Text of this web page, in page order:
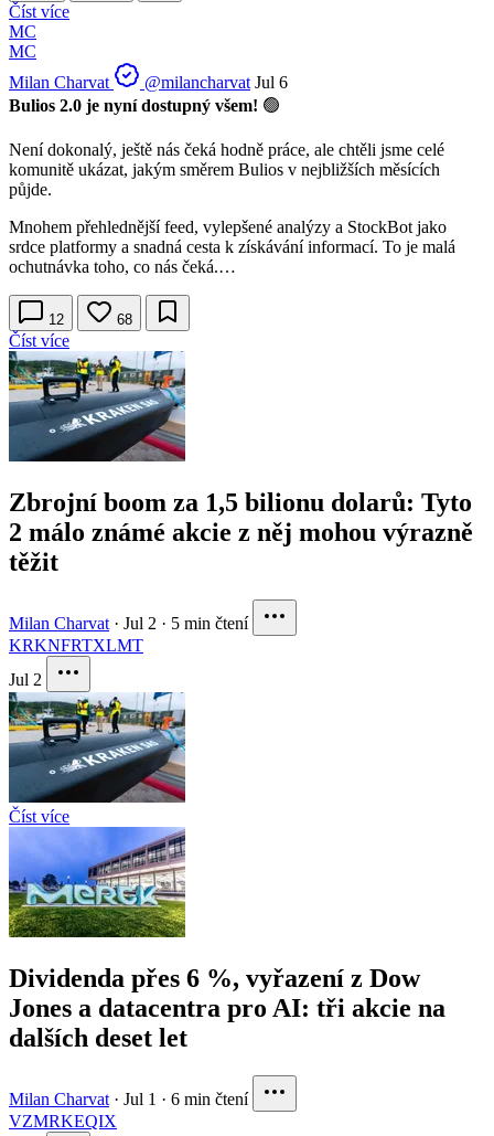
Číst více
MC
MC
Milan Charvat
@milancharvat Jul 6
Bulios 2.0 je nyní dostupný všem! 🟢
Není dokonalý, ještě nás čeká hodně práce, ale chtěli jsme celé
komunitě ukázat, jakým směrem Bulios v nejbližších měsících
půjde.
Mnohem přehlednější feed, vylepšené analýzy a StockBot jako
srdce platformy a snadná cesta k získávání informací. To je malá
ochutnávka toho, co nás čeká.…
12 68
Číst více
Zbrojní boom za 1,5 bilionu dolarů: Tyto
2 málo známé akcie z něj mohou výrazně
těžit
Milan Charvat · Jul 2 · 5 min čtení
KRKNFRTXLMT
Jul 2
Číst více
Dividenda přes 6 %, vyřazení z Dow
Jones a datacentra pro AI: tři akcie na
dalších deset let
Milan Charvat · Jul 1 · 6 min čtení
VZMRKEQIX